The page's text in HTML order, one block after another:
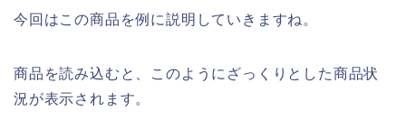
今回はこの商品を例に説明していきますね。
商品を読み込むと、このようにざっくりとした商品状
況が表示されます。